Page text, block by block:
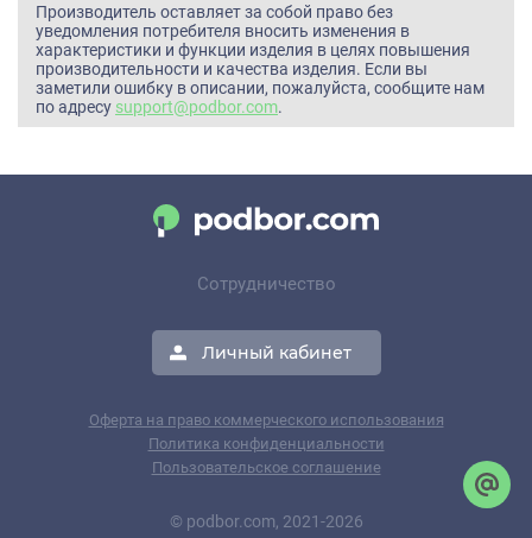
Производитель оставляет за собой право без
уведомления потребителя вносить изменения в
характеристики и функции изделия в целях повышения
производительности и качества изделия. Если вы
заметили ошибку в описании, пожалуйста, сообщите нам
по адресу support@podbor.com.
Сотрудничество
Личный кабинет
Оферта на право коммерческого использования
Политика конфиденциальности
Пользовательское соглашение
© podbor.com, 2021-2026